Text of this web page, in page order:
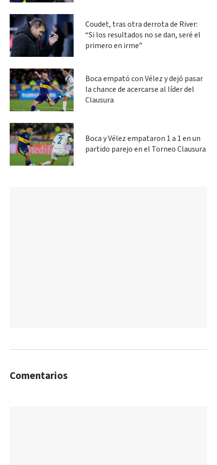
Coudet, tras otra derrota de River:
“Si los resultados no se dan, seré el
primero en irme”
Boca empató con Vélez y dejó pasar
la chance de acercarse al líder del
Clausura
Boca y Vélez empataron 1 a 1 en un
partido parejo en el Torneo Clausura
Comentarios